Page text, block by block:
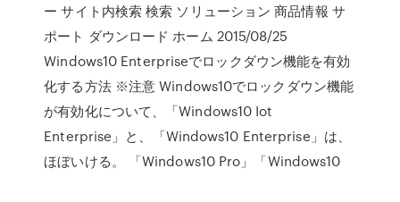
ー サイト内検索 検索 ソリューション 商品情報 サ
ポート ダウンロード ホーム 2015/08/25
Windows10 Enterpriseでロックダウン機能を有効
化する方法 ※注意 Windows10でロックダウン機能
が有効化について、「Windows10 Iot
Enterprise」と、「Windows10 Enterprise」は、
ほぼいける。 「Windows10 Pro」「Windows10